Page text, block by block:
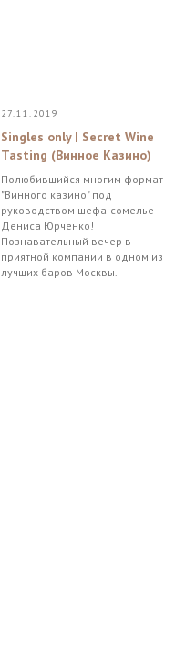
27.11.2019
Singles only | Secret Wine
Tasting (Винное Казино)
Полюбившийся многим формат
"Винного казино" под
руководством шефа-сомелье
Дениса Юрченко!
Познавательный вечер в
приятной компании в одном из
лучших баров Москвы.